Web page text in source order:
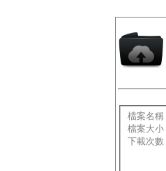
檔案名稱
檔案大小
下載次數